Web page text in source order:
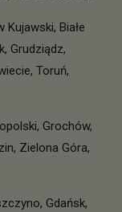
Kujawski, Białe
, Grudziądz,
, Toruń,
, Grochów,
, Zielona Góra,
, Gdańsk,